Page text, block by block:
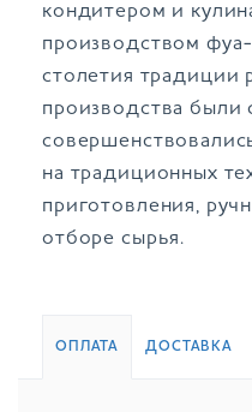
кондитером и
производством
столетия традиции
производства были
на традиционных
приготовления,
отборе сырья.
ОПЛАТА ДОСТАВКА